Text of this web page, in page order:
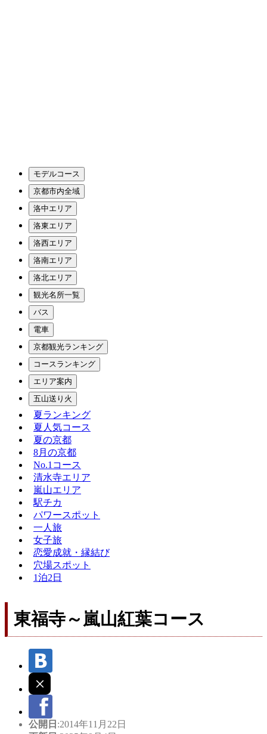
モデルコース
京都市内全域
洛中エリア
洛東エリア
洛西エリア
洛南エリア
洛北エリア
観光名所一覧
バス
電車
京都観光ランキング
コースランキング
エリア案内
五山送り火
夏ランキング
夏人気コース
夏の京都
8月の京都
No.1コース
清水寺エリア
嵐山エリア
駅チカ
パワースポット
一人旅
女子旅
恋愛成就・縁結び
穴場スポット
1泊2日
東福寺～嵐山紅葉コース
公開日 :2014年11月22日